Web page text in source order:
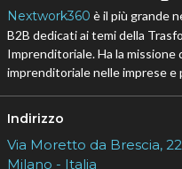
Nextwork360 è il più grande
B2B dedicati ai temi della
Imprenditoriale. Ha la
imprenditoriale nelle imprese e
Indirizzo
Via Moretto da Brescia, 22
Milano - Italia